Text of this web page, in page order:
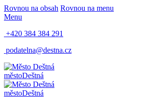
Rovnou na obsah Rovnou na menu
Menu
+420 384 384 291
podatelna@destna.cz
městoDeštná
městoDeštná